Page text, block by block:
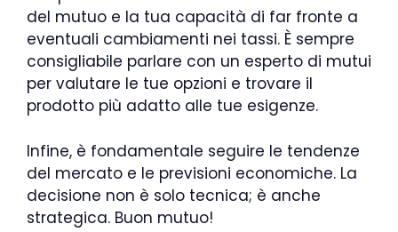
del mutuo e la tua capacità di far fronte a
eventuali cambiamenti nei tassi. È sempre
consigliabile parlare con un esperto di mutui
per valutare le tue opzioni e trovare il
prodotto più adatto alle tue esigenze.
Infine, è fondamentale seguire le tendenze
del mercato e le previsioni economiche. La
decisione non è solo tecnica; è anche
strategica. Buon mutuo!